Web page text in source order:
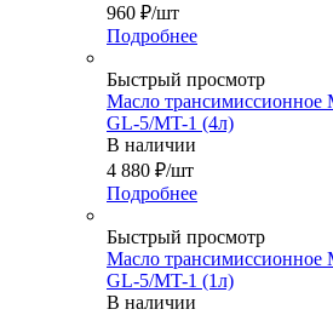
960 ₽/шт
Подробнее
Быстрый просмотр
Масло трансимиссионное
GL-5/MT-1 (4л)
В наличии
4 880 ₽/шт
Подробнее
Быстрый просмотр
Масло трансимиссионное
GL-5/MT-1 (1л)
В наличии